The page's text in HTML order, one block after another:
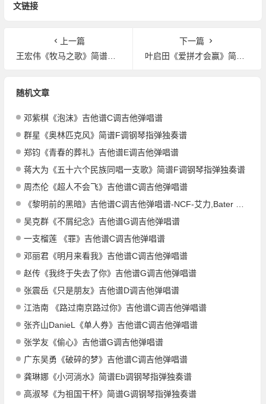
文链接
上一篇
王宏伟《牧马之歌》简谱G调钢琴指弹独奏谱
下一篇
叶启田《爱拼才会赢》简谱C调钢琴指弹独奏谱
随机文章
邓紫棋《泡沫》吉他谱C调吉他弹唱谱
群星《奥林匹克风》简谱F调钢琴指弹独奏谱
郑钧《青春的葬礼》吉他谱E调吉他弹唱谱
蒋大为《五十六个民族同唱一支歌》简谱F调钢琴指弹独奏谱
周杰伦《超人不会飞》吉他谱C调吉他弹唱谱
《黎明前的黑暗》吉他谱C调吉他弹唱谱-NCF-艾力,Bater Offical
吴克群《不屑纪念》吉他谱G调吉他弹唱谱
一支榴莲 《罪》吉他谱C调吉他弹唱谱
邓丽君《明月来看我》吉他谱C调吉他弹唱谱
赵传《我终于失去了你》吉他谱G调吉他弹唱谱
张震岳《只是朋友》吉他谱D调吉他弹唱谱
江浩南 《路过南京路过你》吉他谱C调吉他弹唱谱
张齐山DanieL《单人券》吉他谱C调吉他弹唱谱
张学友《偷心》吉他谱G调吉他弹唱谱
广东吴勇《破碎的梦》吉他谱C调吉他弹唱谱
龚琳娜《小河淌水》简谱Eb调钢琴指弹独奏谱
高淑琴《为祖国干杯》简谱G调钢琴指弹独奏谱